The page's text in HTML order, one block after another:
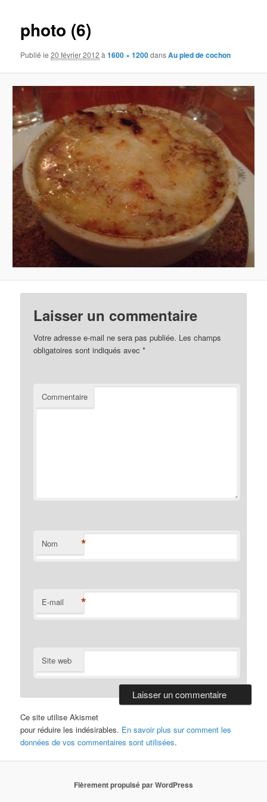
photo (6)
Publié le20 février 2012 à1600 × 1200dansAu pied de cochon
Laisser un commentaire
Votre adresse e-mail ne sera pas publiée. Les champs
obligatoires sont indiqués avec*
Commentaire
Nom *
E-mail *
Site web
Ce site utilise Akismet
pour réduire les indésirables. En savoir plus sur comment les
données de vos commentaires sont utilisées.
Fièrement propulsé par WordPress